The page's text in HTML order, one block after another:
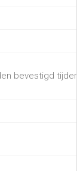
bevestigd